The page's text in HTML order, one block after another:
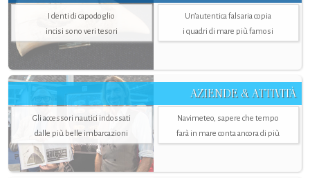
I denti di capodoglio
incisi sono veri tesori
Un’autentica falsaria copia
i quadri di mare più famosi
AZIENDE & ATTIVITÀ
Gli accessori nautici indossati
dalle più belle imbarcazioni
Navimeteo, sapere che tempo
farà in mare conta ancora di più